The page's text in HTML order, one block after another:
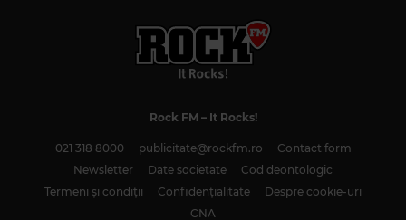
Rock FM– It Rocks!
021 318 8000 publicitate@rockfm.ro
Contact form
Newsletter
Date societate
Cod deontologic
Termeni și condiții
Confidențialitate
Despre cookie-uri
CNA